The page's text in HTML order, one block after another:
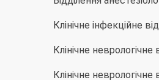
Клінічне інфекційне
Клінічне неврологічне
Клінічне